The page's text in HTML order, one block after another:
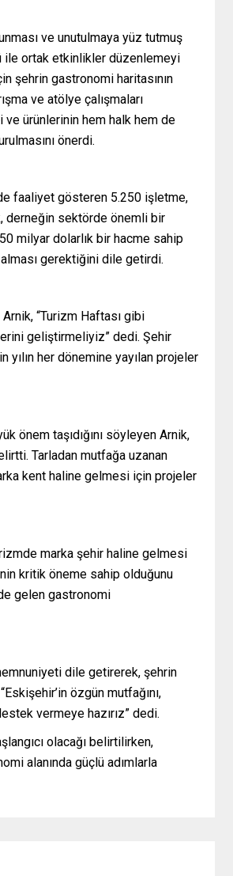
ve unutulmaya yüz tutmuş
ortak etkinlikler düzenlemeyi
şehrin gastronomi haritasının
ve atölye çalışmaları
ürünlerinin hem halk hem de
önerdi.
faaliyet gösteren 5.250 işletme,
derneğin sektörde önemli bir
milyar dolarlık bir hacme sahip
gerektiğini dile getirdi.
“Turizm Haftası gibi
geliştirmeliyiz” dedi. Şehir
her dönemine yayılan projeler
önem taşıdığını söyleyen Arnik,
Tarladan mutfağa uzanan
kent haline gelmesi için projeler
marka şehir haline gelmesi
kritik öneme sahip olduğunu
gelen gastronomi
dile getirerek, şehrin
özgün mutfağını,
vermeye hazırız” dedi.
olacağı belirtilirken,
alanında güçlü adımlarla